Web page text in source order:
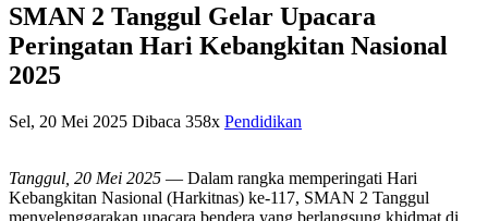
SMAN 2 Tanggul Gelar Upacara
Peringatan Hari Kebangkitan Nasional
2025
Sel, 20 Mei 2025 Dibaca 358x Pendidikan
Tanggul, 20 Mei 2025 — Dalam rangka memperingati Hari
Kebangkitan Nasional (Harkitnas) ke-117, SMAN 2 Tanggul
menyelenggarakan upacara bendera yang berlangsung khidmat di